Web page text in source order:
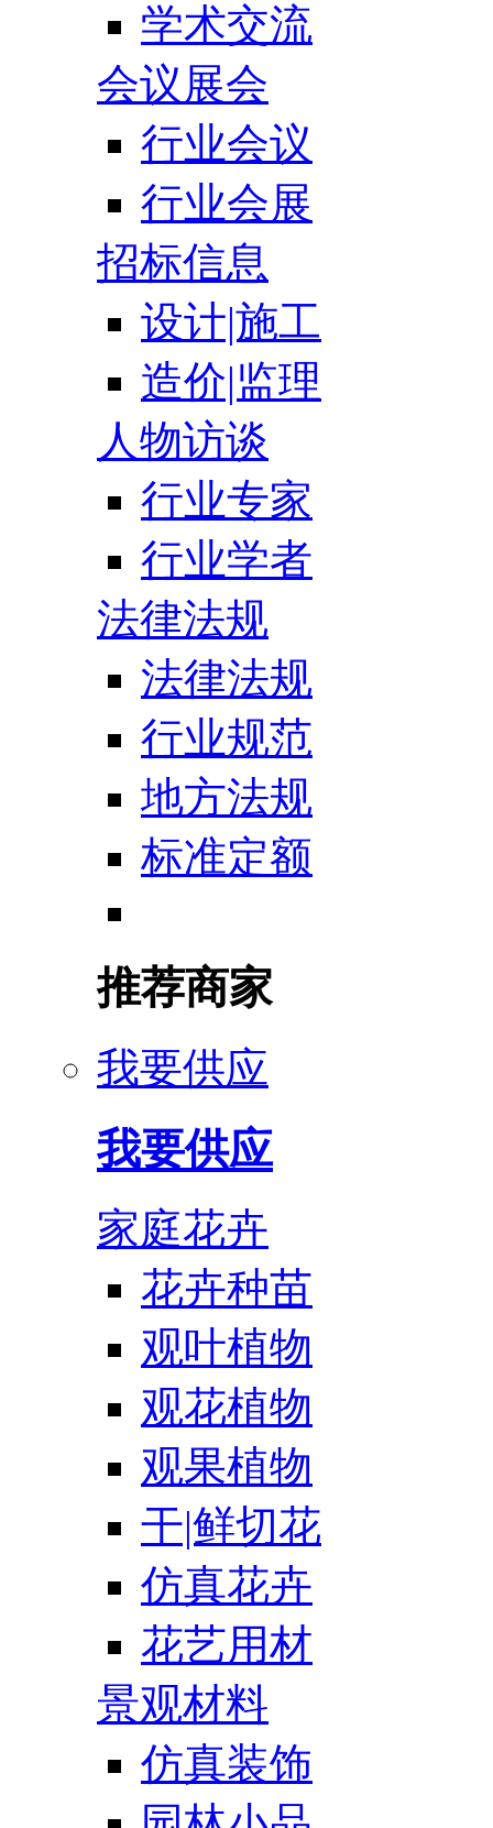
学术交流
会议展会
行业会议
行业会展
招标信息
设计|施工
造价|监理
人物访谈
行业专家
行业学者
法律法规
法律法规
行业规范
地方法规
标准定额
推荐商家
我要供应
我要供应
家庭花卉
花卉种苗
观叶植物
观花植物
观果植物
干|鲜切花
仿真花卉
花艺用材
景观材料
仿真装饰